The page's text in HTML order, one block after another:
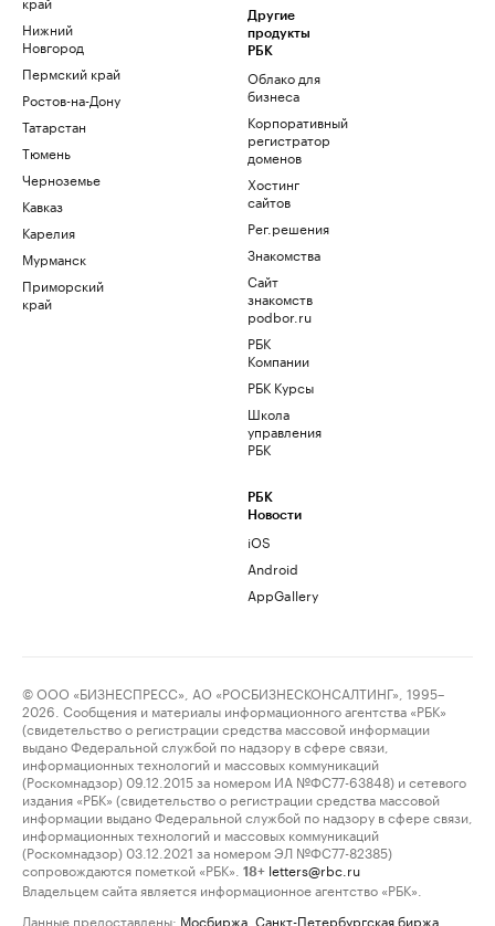
Нижний
Новгород
Пермский край
Ростов-на-Дону
Татарстан
Тюмень
Черноземье
Кавказ
Карелия
Мурманск
Приморский
край
Другие
продукты
РБК
Облако для
бизнеса
Корпоративный
регистратор
доменов
Хостинг
сайтов
Рег.решения
Знакомства
Сайт
знакомств
podbor.ru
РБК
Компании
РБК Курсы
Школа
управления
РБК
РБК
Новости
iOS
Android
AppGallery
© ООО «БИЗНЕСПРЕСС», АО «РОСБИЗНЕСКОНСАЛТИНГ», 1995–
2026. Сообщения и материалы информационного агентства «РБК»
(свидетельство о регистрации средства массовой информации
выдано Федеральной службой по надзору в сфере связи,
информационных технологий и массовых коммуникаций
(Роскомнадзор) 09.12.2015 за номером ИА №ФС77-63848) и сетевого
издания «РБК» (свидетельство о регистрации средства массовой
информации выдано Федеральной службой по надзору в сфере связи,
информационных технологий и массовых коммуникаций
(Роскомнадзор) 03.12.2021 за номером ЭЛ №ФС77-82385)
сопровождаются пометкой «РБК».
18+ letters@rbc.ru
Владельцем сайта является информационное агентство «РБК».
Данные предоставлены: Мосбиржа Санкт-Петербургская биржа